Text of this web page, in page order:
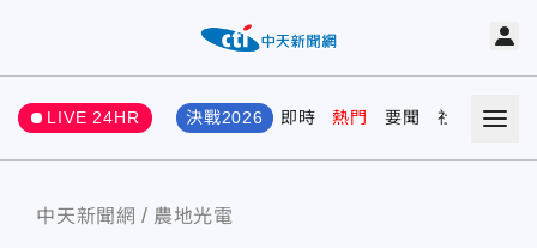
LIVE 24HR 決戰2026 即時 熱門 要聞 社會 娛樂
中天新聞網 農地光電